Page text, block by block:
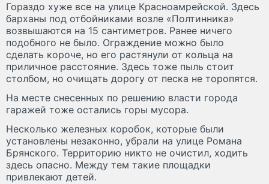
Гораздо хуже все на улице Красноамрейской. Здесь
барханы под отбойниками возле «Полтинника»
возвышаются на 15 сантиметров. Ранее ничего
подобного не было. Ограждение можно было
сделать короче, но его растянули от кольца на
приличное расстояние. Здесь тоже пыль стоит
столбом, но очищать дорогу от песка не торопятся.
На месте снесенных по решению власти города
гаражей тоже остались горы мусора.
Несколько железных коробок, которые были
установлены незаконно, убрали на улице Романа
Брянского. Территорию никто не очистил, ходить
здесь опасно. Между тем такие площадки
привлекают детей.